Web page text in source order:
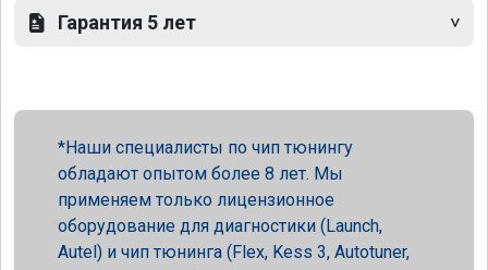
Гарантия 5 лет
Наши специалисты по чип тюнингу
обладают опытом более 8 лет. Мы
применяем только лицензионное
оборудование для диагностики (Launch,
Autel) и чип тюнинга (Flex, Kess 3, Autotuner,